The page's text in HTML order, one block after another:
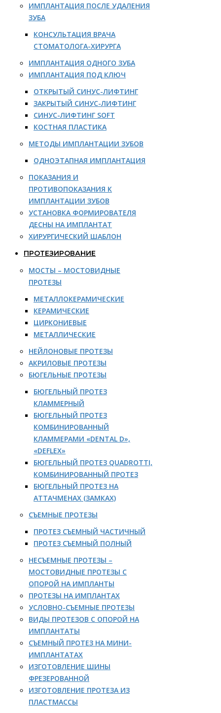
ИМПЛАНТАЦИЯ ПОСЛЕ УДАЛЕНИЯ
ЗУБА
КОНСУЛЬТАЦИЯ ВРАЧА
СТОМАТОЛОГА-ХИРУРГА
ИМПЛАНТАЦИЯ ОДНОГО ЗУБА
ИМПЛАНТАЦИЯ ПОД КЛЮЧ
ОТКРЫТЫЙ СИНУС-ЛИФТИНГ
ЗАКРЫТЫЙ СИНУС-ЛИФТИНГ
СИНУС-ЛИФТИНГ SOFT
КОСТНАЯ ПЛАСТИКА
МЕТОДЫ ИМПЛАНТАЦИИ ЗУБОВ
ОДНОЭТАПНАЯ ИМПЛАНТАЦИЯ
ПОКАЗАНИЯ И
ПРОТИВОПОКАЗАНИЯ К
ИМПЛАНТАЦИИ ЗУБОВ
УСТАНОВКА ФОРМИРОВАТЕЛЯ
ДЕСНЫ НА ИМПЛАНТАТ
ХИРУРГИЧЕСКИЙ ШАБЛОН
ПРОТЕЗИРОВАНИЕ
МОСТЫ – МОСТОВИДНЫЕ
ПРОТЕЗЫ
МЕТАЛЛОКЕРАМИЧЕСКИЕ
КЕРАМИЧЕСКИЕ
ЦИРКОНИЕВЫЕ
МЕТАЛЛИЧЕСКИЕ
НЕЙЛОНОВЫЕ ПРОТЕЗЫ
АКРИЛОВЫЕ ПРОТЕЗЫ
БЮГЕЛЬНЫЕ ПРОТЕЗЫ
БЮГЕЛЬНЫЙ ПРОТЕЗ
КЛАММЕРНЫЙ
БЮГЕЛЬНЫЙ ПРОТЕЗ
КОМБИНИРОВАННЫЙ
КЛАММЕРАМИ «DENTAL D»,
«DEFLEX»
БЮГЕЛЬНЫЙ ПРОТЕЗ QUADROTTI,
КОМБИНИРОВАННЫЙ ПРОТЕЗ
БЮГЕЛЬНЫЙ ПРОТЕЗ НА
АТТАЧМЕНАХ (ЗАМКАХ)
СЪЕМНЫЕ ПРОТЕЗЫ
ПРОТЕЗ СЪЕМНЫЙ ЧАСТИЧНЫЙ
ПРОТЕЗ СЪЕМНЫЙ ПОЛНЫЙ
НЕСЪЕМНЫЕ ПРОТЕЗЫ –
МОСТОВИДНЫЕ ПРОТЕЗЫ С
ОПОРОЙ НА ИМПЛАНТЫ
ПРОТЕЗЫ НА ИМПЛАНТАХ
УСЛОВНО-СЪЕМНЫЕ ПРОТЕЗЫ
ВИДЫ ПРОТЕЗОВ С ОПОРОЙ НА
ИМПЛАНТАТЫ
СЪЕМНЫЙ ПРОТЕЗ НА МИНИ-
ИМПЛАНТАТАХ
ИЗГОТОВЛЕНИЕ ШИНЫ
ФРЕЗЕРОВАННОЙ
ИЗГОТОВЛЕНИЕ ПРОТЕЗА ИЗ
ПЛАСТМАССЫ